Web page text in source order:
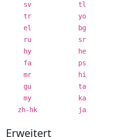
sv
tl
tr
yo
el
bg
ru
sr
hy
he
fa
ps
mr
hi
gu
ta
my
ka
zh-hk
ja
Erweitert